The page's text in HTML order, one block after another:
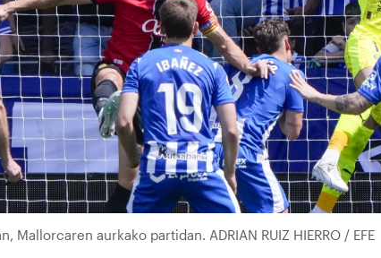
Mallorcaren aurkako partidan. ADRIAN RUIZ HIERRO / EFE